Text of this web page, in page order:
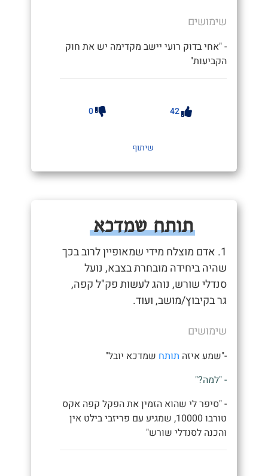
שימושים
- "אחי בדוק רועי יישב מקדימה יש את חוק
הקביעות"
42
0
שיתוף
תותח שמדכא
1. אדם מוצלח מידי שמאופיין לרוב בכך
שהיה ביחידה מובחרת בצבא, נועל
סנדלי שורש, נוהג לעשות פק"ל קפה,
גר בקיבוץ/מושב, ועוד.
שימושים
-"שמע איזה תותח שמדכא יובל"
- "למה?"
- "סיפר לי שהוא הזמין את הפקל קפה אקס
טורבו 10000, שמגיע עם פריזבי בילט אין
והכנה לסנדלי שורש"